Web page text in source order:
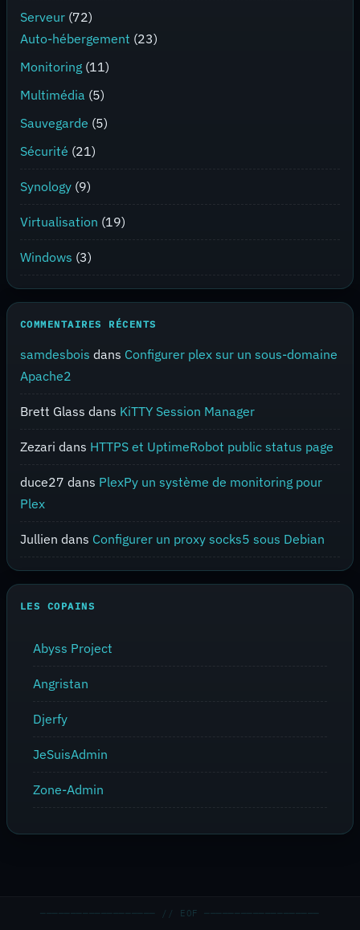
Serveur (72)
Auto-hébergement (23)
Monitoring (11)
Multimédia (5)
Sauvegarde (5)
Sécurité (21)
Synology (9)
Virtualisation (19)
Windows (3)
COMMENTAIRES RÉCENTS
samdesbois dans Configurer plex sur un sous-domaine
Apache2
Brett Glass dans KiTTY Session Manager
Zezari dans HTTPS et UptimeRobot public status page
duce27 dans PlexPy un système de monitoring pour
Plex
Jullien dans Configurer un proxy socks5 sous Debian
LES COPAINS
Abyss Project
Angristan
Djerfy
JeSuisAdmin
Zone-Admin